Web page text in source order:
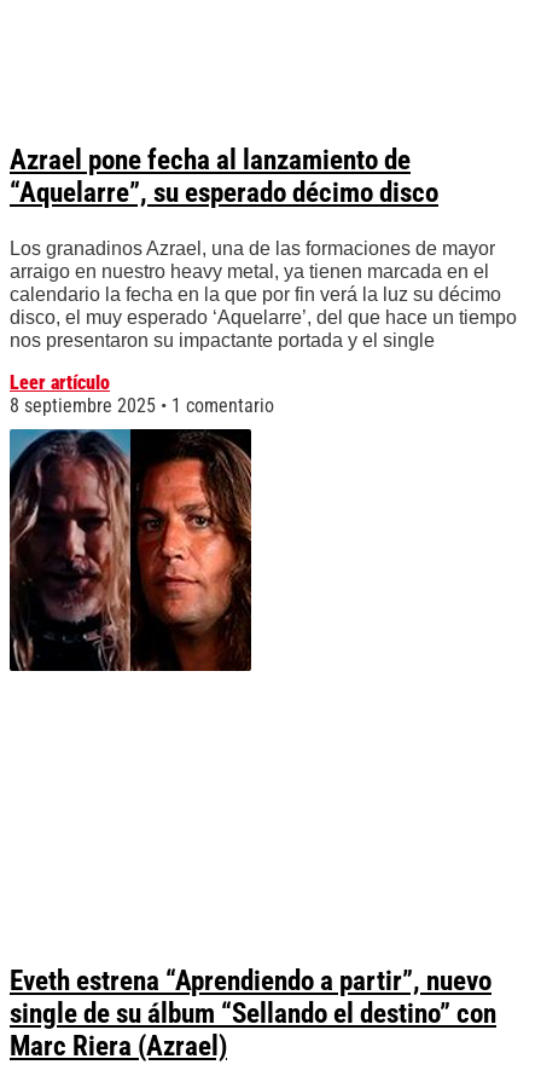
Azrael pone fecha al lanzamiento de
“Aquelarre”, su esperado décimo disco
Los granadinos Azrael, una de las formaciones de mayor
arraigo en nuestro heavy metal, ya tienen marcada en el
calendario la fecha en la que por fin verá la luz su décimo
disco, el muy esperado ‘Aquelarre’, del que hace un tiempo
nos presentaron su impactante portada y el single
Leer artículo
8 septiembre 2025
1 comentario
Eveth estrena “Aprendiendo a partir”, nuevo
single de su álbum “Sellando el destino” con
Marc Riera (Azrael)